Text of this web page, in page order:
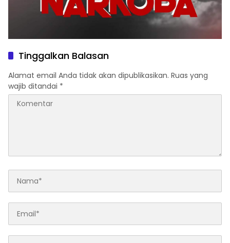
Tinggalkan Balasan
Alamat email Anda tidak akan dipublikasikan. Ruas yang
wajib ditandai *